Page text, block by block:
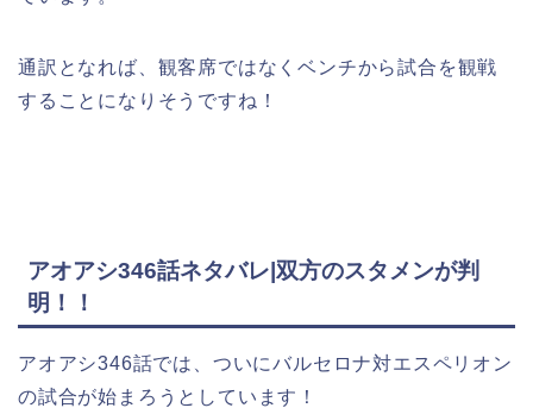
通訳となれば、観客席ではなくベンチから試合を観戦
することになりそうですね！
アオアシ346話ネタバレ|双方のスタメンが判
明！！
アオアシ346話では、ついにバルセロナ対エスペリオン
の試合が始まろうとしています！